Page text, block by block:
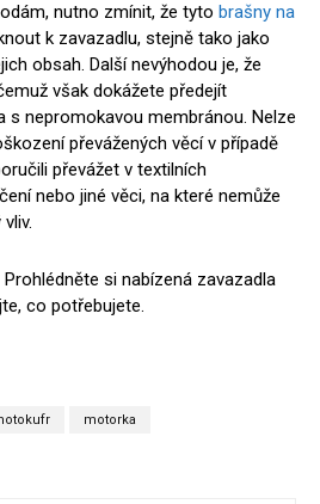
nutno zmínit, že tyto brašny na
k zavazadlu, stejně tako jako
obsah. Další nevýhodou je, že
však dokážete předejít
s nepromokavou membránou. Nelze
převážených věcí v případě
převážet v textilních
nebo jiné věci, na které nemůže
si nabízená zavazadla
co potřebujete.
motorka